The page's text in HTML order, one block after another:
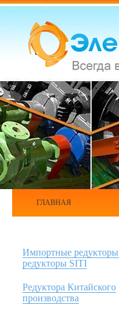
ГЛАВНАЯ
Импортные
редукторы SITI
Редуктора Китайского
производства